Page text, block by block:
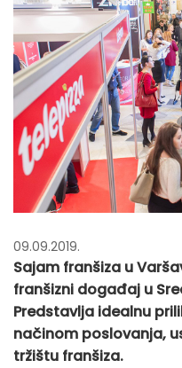
09.09.2019.
Sajam franšiza u
franšizni događaj u
Predstavlja idealnu
načinom poslovanja,
tržištu franšiza.